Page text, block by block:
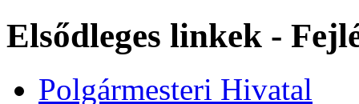
Elsődleges linkek -
Polgármesteri Hivatal